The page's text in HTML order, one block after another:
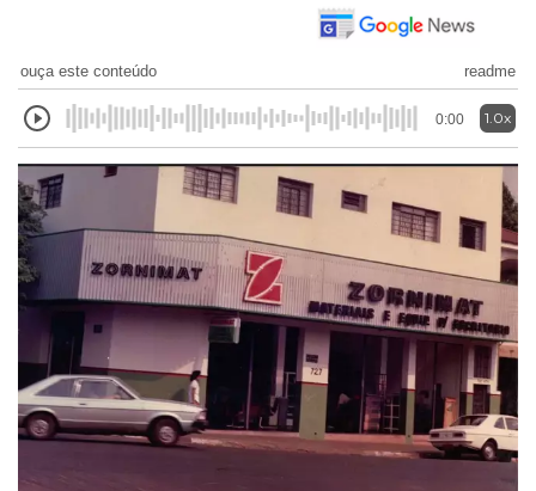
ouça este conteúdo readme
0:00 1.0x